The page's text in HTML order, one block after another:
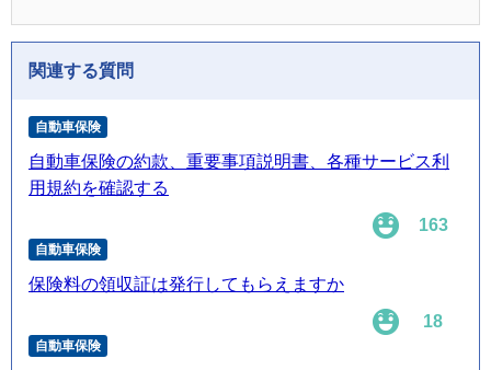
関連する質問
自動車保険
自動車保険の約款、重要事項説明書、各種サービス利
用規約を確認する
163
自動車保険
保険料の領収証は発行してもらえますか
18
自動車保険